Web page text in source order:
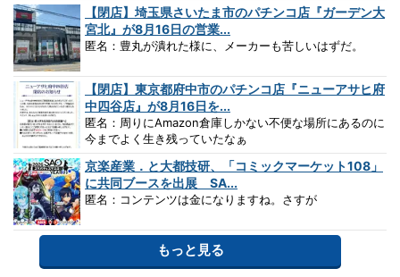
【閉店】埼玉県さいたま市のパチンコ店『ガーデン大
宮北』が8月16日の営業...
匿名：豊丸が潰れた様に、メーカーも苦しいはずだ。
【閉店】東京都府中市のパチンコ店『ニューアサヒ府
中四谷店』が8月16日を...
匿名：周りにAmazon倉庫しかない不便な場所にあるのに
今までよく生き残っていたなぁ
京楽産業．と大都技研、「コミックマーケット108」
に共同ブースを出展 SA...
匿名：コンテンツは金になりますね。さすが
もっと見る